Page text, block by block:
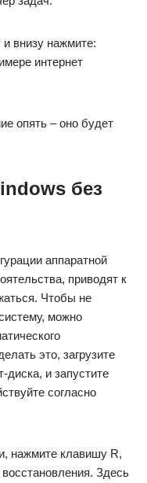
внизу нажмите:
интернет
опять – оно будет
без
аппаратной
приводят к
Чтобы не
можно
это, загрузите
диска, и запустите
согласно
нажмите клавишу R,
Здесь